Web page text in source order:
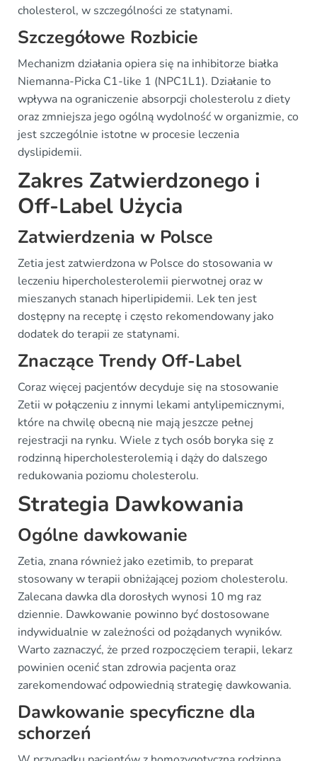
cholesterol, w szczególności ze statynami.
Szczegółowe Rozbicie
Mechanizm działania opiera się na inhibitorze białka
Niemanna-Picka C1-like 1 (NPC1L1). Działanie to
wpływa na ograniczenie absorpcji cholesterolu z diety
oraz zmniejsza jego ogólną wydolność w organizmie, co
jest szczególnie istotne w procesie leczenia
dyslipidemii.
Zakres Zatwierdzonego i
Off-Label Użycia
Zatwierdzenia w Polsce
Zetia jest zatwierdzona w Polsce do stosowania w
leczeniu hipercholesterolemii pierwotnej oraz w
mieszanych stanach hiperlipidemii. Lek ten jest
dostępny na receptę i często rekomendowany jako
dodatek do terapii ze statynami.
Znaczące Trendy Off-Label
Coraz więcej pacjentów decyduje się na stosowanie
Zetii w połączeniu z innymi lekami antylipemicznymi,
które na chwilę obecną nie mają jeszcze pełnej
rejestracji na rynku. Wiele z tych osób boryka się z
rodzinną hipercholesterolemią i dąży do dalszego
redukowania poziomu cholesterolu.
Strategia Dawkowania
Ogólne dawkowanie
Zetia, znana również jako ezetimib, to preparat
stosowany w terapii obniżającej poziom cholesterolu.
Zalecana dawka dla dorosłych wynosi 10 mg raz
dziennie. Dawkowanie powinno być dostosowane
indywidualnie w zależności od pożądanych wyników.
Warto zaznaczyć, że przed rozpoczęciem terapii, lekarz
powinien ocenić stan zdrowia pacjenta oraz
zarekomendować odpowiednią strategię dawkowania.
Dawkowanie specyficzne dla
schorzeń